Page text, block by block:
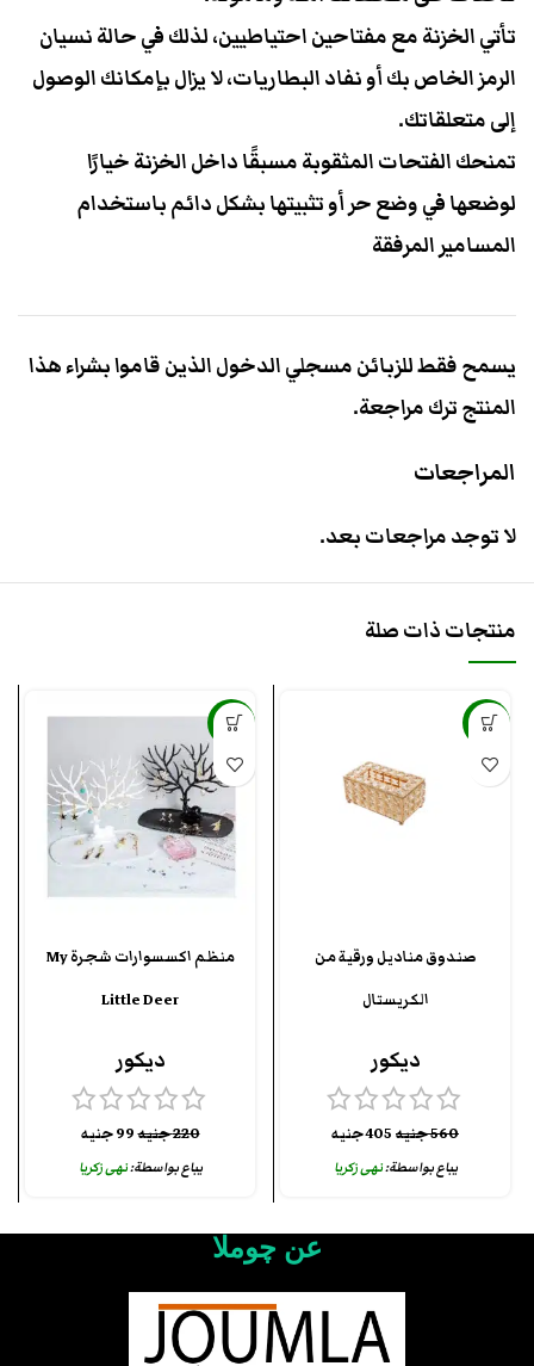
تأتي الخزنة مع مفتاحين احتياطيين، لذلك في حالة نسيان
الرمز الخاص بك أو نفاد البطاريات، لا يزال بإمكانك الوصول
إلى متعلقاتك.
تمنحك الفتحات المثقوبة مسبقًا داخل الخزنة خيارًا
لوضعها في وضع حر أو تثبيتها بشكل دائم باستخدام
المسامير المرفقة
المراجعات
لا توجد مراجعات بعد.
يسمح فقط للزبائن مسجلي الدخول الذين قاموا بشراء هذا
المنتج ترك مراجعة.
منتجات ذات صلة
-28%
صندوق مناديل ورقية من
الكريستال
ديكور
560جنيه 405جنيه
يباع بواسطة:نهى زكريا
-55%
منظم اكسسوارات شجرة My
Little Deer
ديكور
220جنيه99جنيه
يباع بواسطة:نهى زكريا
عن چوملا